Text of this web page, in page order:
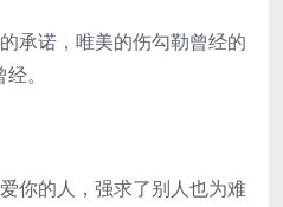
诺，唯美的伤勾勒曾经的
经。
的人，强求了别人也为难